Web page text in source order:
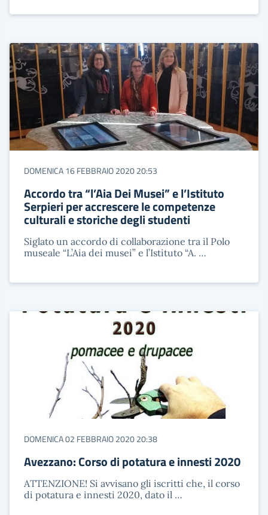
DOMENICA 16 FEBBRAIO 2020 20:53
Accordo tra “l’Aia Dei Musei” e l’Istituto
Serpieri per accrescere le competenze
culturali e storiche degli studenti
Siglato un accordo di collaborazione tra il Polo
museale “L’Aia dei musei” e l’Istituto “A. …
DOMENICA 02 FEBBRAIO 2020 20:38
Avezzano: Corso di potatura e innesti 2020
ATTENZIONE! Si avvisano gli iscritti che, il corso
di potatura e innesti 2020, dato il …